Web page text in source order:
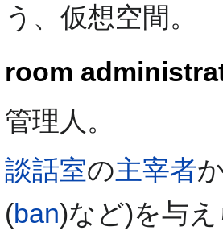
う、仮想空間。
room
管理人。
談話室の主宰者
(ban)など)を与